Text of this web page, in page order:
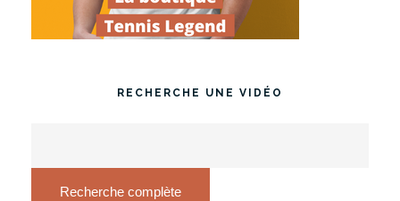
RECHERCHE UNE VIDÉO
Recherche complète